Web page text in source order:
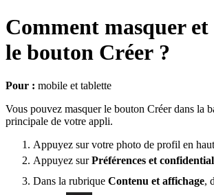
Comment masquer
le bouton Créer ?
Pour : mobile et tablette
Vous pouvez masquer le bouton Créer dans la
principale de votre appli.
Appuyez sur votre photo de profil en
Appuyez surPréférences et
Dans la rubrique Contenu et affichage,